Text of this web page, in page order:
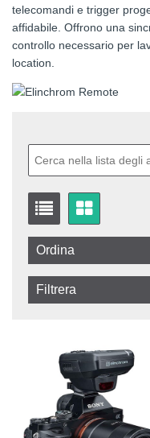
telecomandi e trigger
affidabile. Offrono una
controllo necessario per
location.
Ordina
Filtrera